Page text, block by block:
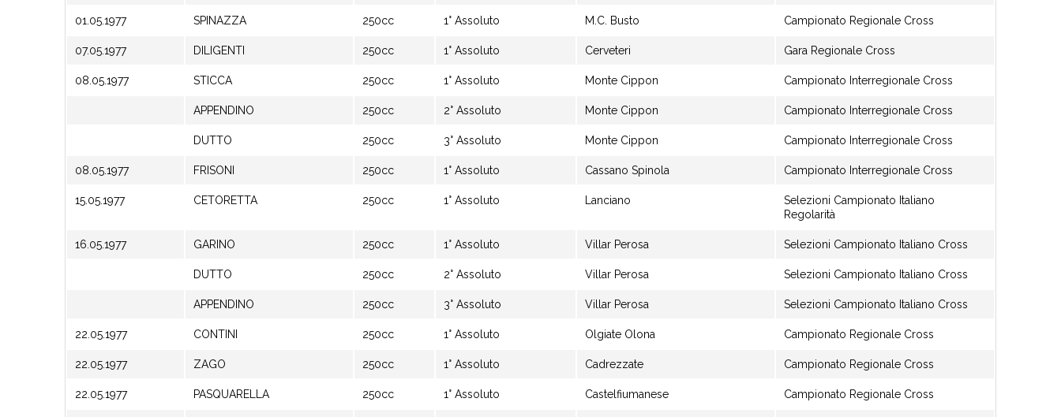
01.05.1977 SPINAZZA 250cc 1° Assoluto M.C. Busto Campionato Regionale Cross
07.05.1977 DILIGENTI 250cc 1° Assoluto Cerveteri Gara Regionale Cross
08.05.1977 STICCA 250cc 1° Assoluto Monte Cippon Campionato Interregionale Cross
APPENDINO 250cc 2° Assoluto Monte Cippon Campionato Interregionale Cross
DUTTO 250cc 3° Assoluto Monte Cippon Campionato Interregionale Cross
08.05.1977 FRISONI 250cc 1° Assoluto Cassano Spinola Campionato Interregionale Cross
15.05.1977 CETORETTA 250cc 1° Assoluto Lanciano
Selezioni Campionato Italiano
Regolarità
16.05.1977 GARINO 250cc 1° Assoluto Villar Perosa Selezioni Campionato Italiano Cross
DUTTO 250cc 2° Assoluto Villar Perosa Selezioni Campionato Italiano Cross
APPENDINO 250cc 3° Assoluto Villar Perosa Selezioni Campionato Italiano Cross
22.05.1977 CONTINI 250cc 1° Assoluto Olgiate Olona Campionato Regionale Cross
22.05.1977 ZAGO 250cc 1° Assoluto Cadrezzate Campionato Regionale Cross
22.05.1977 PASQUARELLA 250cc 1° Assoluto Castelfiumanese Campionato Regionale Cross